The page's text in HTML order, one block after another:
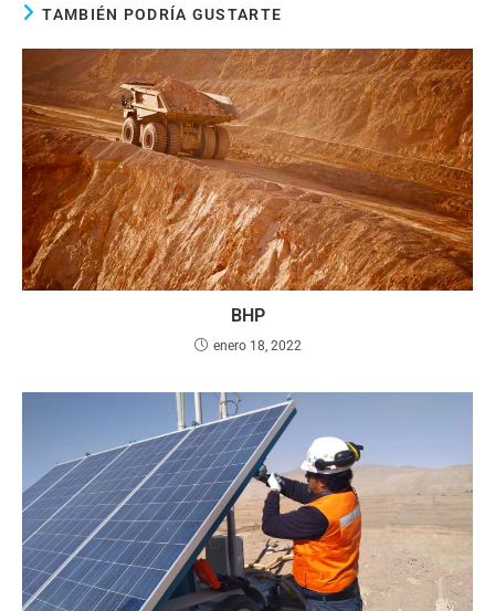
TAMBIÉN PODRÍA GUSTARTE
BHP
enero 18, 2022